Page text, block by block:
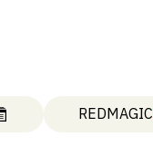
REDMAGIC